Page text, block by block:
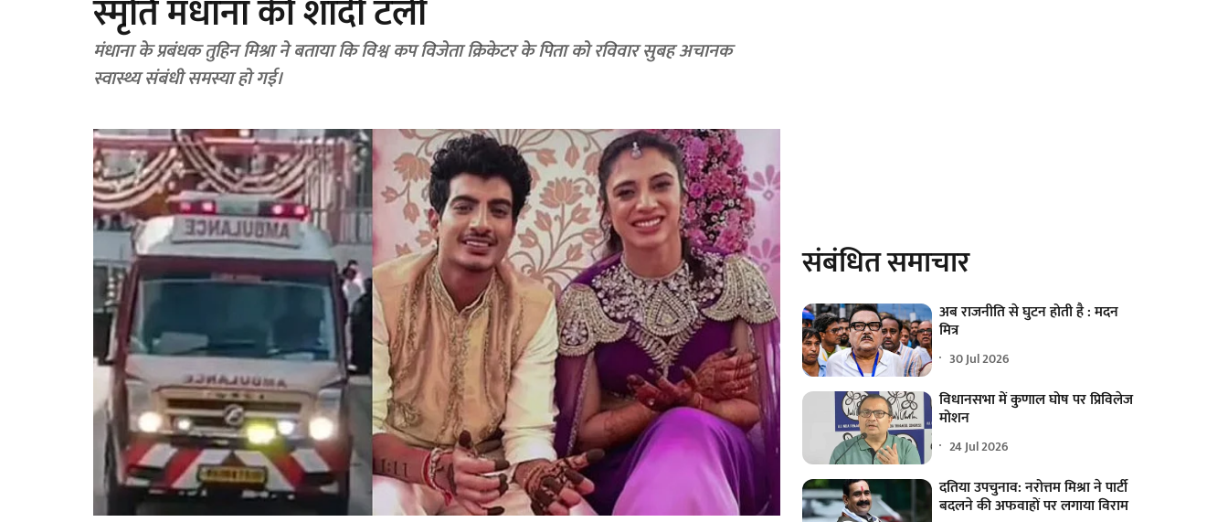
स्मृति मंधाना की शादी टली
मंधाना के प्रबंधक तुहिन मिश्रा ने बताया कि विश्व कप विजेता क्रिकेटर के पिता को रविवार सुबह अचानक
स्वास्थ्य संबंधी समस्या हो गई।
संबंधित समाचार
अब राजनीति से घुटन होती है : मदन
मित्र
30 Jul 2026
विधानसभा में कुणाल घोष पर प्रिविलेज
मोशन
24 Jul 2026
दतिया उपचुनाव: नरोत्तम मिश्रा ने पार्टी
बदलने की अफवाहों पर लगाया विराम